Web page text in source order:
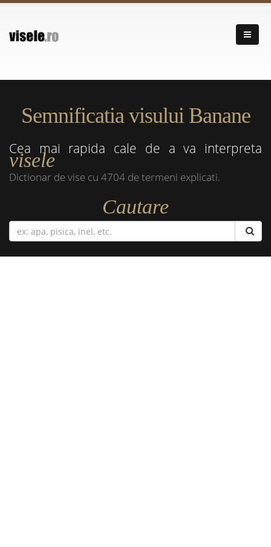
Semnificatia visului Banane
Cea mai rapida cale de a va interpreta
visele
Dictionar de vise cu 4704 de termeni explicati.
Cautare